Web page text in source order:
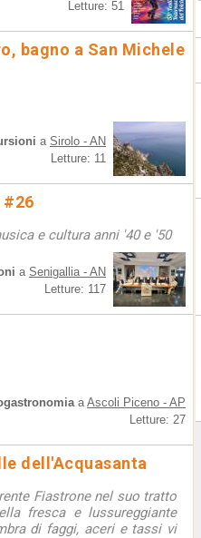
Letture: 51
bagno a San Michele
a Sirolo - AN
Letture: 11
#26
e cultura anni '40 e '50
a Senigallia - AN
Letture: 117
aAscoli Piceno - AP
Letture: 27
dell'Acquasanta
Fiastrone nel suo tratto
fresca e lussureggiante
di faggi, aceri e tassi vi